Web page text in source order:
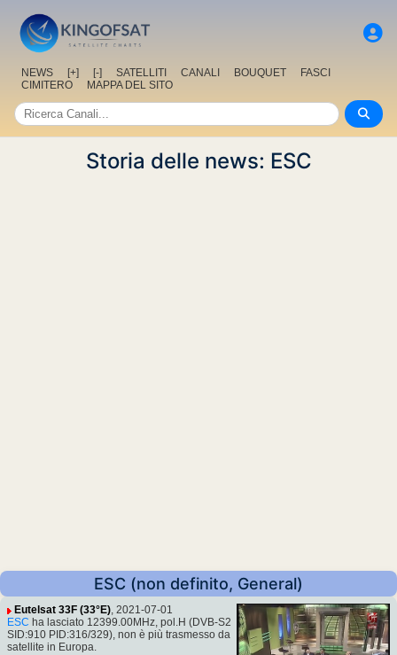
NEWS [+] [-] SATELLITI CANALI BOUQUET
FASCI
CIMITERO
MAPPA DEL SITO
Storia delle news: ESC
ESC (non definito, General)
Eutelsat 33F (33°E), 2021-07-01
ESC ha lasciato 12399.00MHz, pol.H (DVB-S2
SID:910 PID:316/329), non è più trasmesso da
satellite in Europa.